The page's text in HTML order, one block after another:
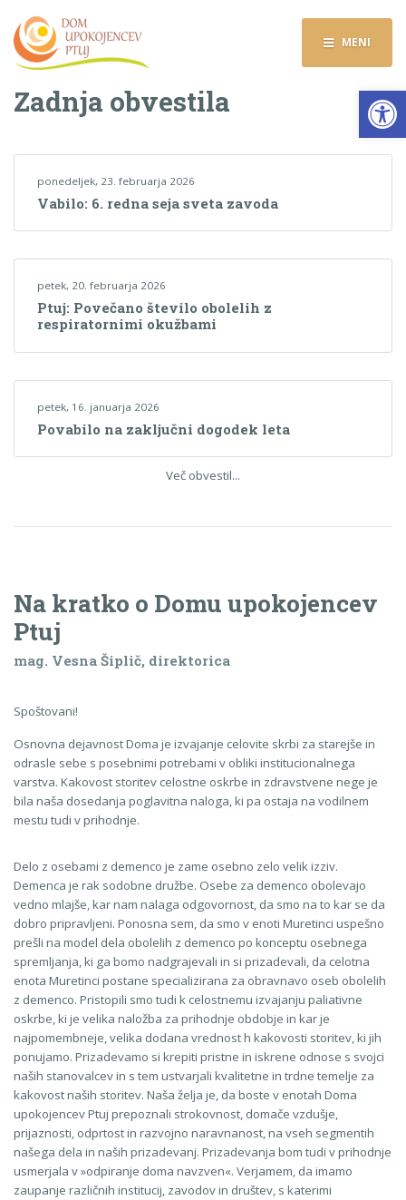
MENI
Zadnja obvestila
ponedeljek, 23. februarja 2026
Vabilo: 6. redna seja sveta zavoda
petek, 20. februarja 2026
Ptuj: Povečano število obolelih z
respiratornimi okužbami
petek, 16. januarja 2026
Povabilo na zaključni dogodek leta
Več obvestil...
Na kratko o Domu upokojencev
Ptuj
mag. Vesna Šiplič, direktorica
Spoštovani!
Osnovna dejavnost Doma je izvajanje celovite skrbi za starejše in
odrasle sebe s posebnimi potrebami v obliki institucionalnega
varstva. Kakovost storitev celostne oskrbe in zdravstvene nege je
bila naša dosedanja poglavitna naloga, ki pa ostaja na vodilnem
mestu tudi v prihodnje.
Delo z osebami z demenco je zame osebno zelo velik izziv.
Demenca je rak sodobne družbe. Osebe za demenco obolevajo
vedno mlajše, kar nam nalaga odgovornost, da smo na to kar se da
dobro pripravljeni. Ponosna sem, da smo v enoti Muretinci uspešno
prešli na model dela obolelih z demenco po konceptu osebnega
spremljanja, ki ga bomo nadgrajevali in si prizadevali, da celotna
enota Muretinci postane specializirana za obravnavo oseb obolelih
z demenco. Pristopili smo tudi k celostnemu izvajanju paliativne
oskrbe, ki je velika naložba za prihodnje obdobje in kar je
najpomembneje, velika dodana vrednost h kakovosti storitev, ki jih
ponujamo. Prizadevamo si krepiti pristne in iskrene odnose s svojci
naših stanovalcev in s tem ustvarjali kvalitetne in trdne temelje za
kakovost naših storitev. Naša želja je, da boste v enotah Doma
upokojencev Ptuj prepoznali strokovnost, domače vzdušje,
prijaznosti, odprtost in razvojno naravnanost, na vseh segmentih
našega dela in naših prizadevanj. Prizadevanja bom tudi v prihodnje
usmerjala v »odpiranje doma navzven«. Verjamem, da imamo
zaupanje različnih institucij, zavodov in društev, s katerimi